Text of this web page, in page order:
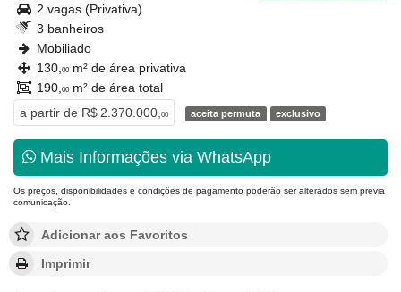
2 vagas (Privativa)
3 banheiros
Mobiliado
130, 00m² de área privativa
190, 00m² de área total
a partir de R$ 2.370.000, 00 aceita permuta exclusivo
Mais Informações via WhatsApp
Os preços, disponibilidades e condições de pagamento poderão ser alterados sem prévia
comunicação.
Adicionar aos Favoritos
Imprimir